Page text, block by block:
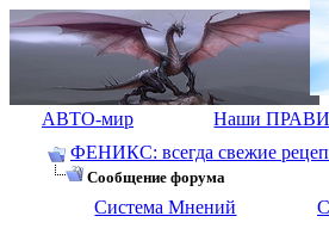
АВТО-мир Наши
ФЕНИКС: всегда свежие
Сообщение форума
Система Мнений